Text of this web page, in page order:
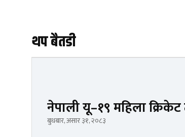
थप बैतडी
नेपाली यू–१९ महिला
बुधबार, असार ३१, २०८३